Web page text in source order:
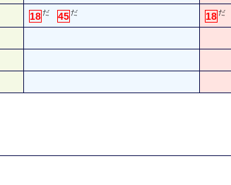
18だ 45だ 18だ